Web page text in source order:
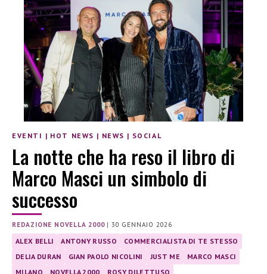
EVENTI | HOT NEWS | NEWS | SOCIAL
La notte che ha reso il libro di
Marco Masci un simbolo di
successo
REDAZIONE NOVELLA 2000|30 GENNAIO 2026
ALEX BELLI ANTONY RUSSO
COMMERCIALISTA DI TE STESSO
DELIA DURAN
GIAN PAOLO NICOLINI JUST ME
MARCO MASCI
MILANO
NOVELLA 2000 ROSY DILETTUSO